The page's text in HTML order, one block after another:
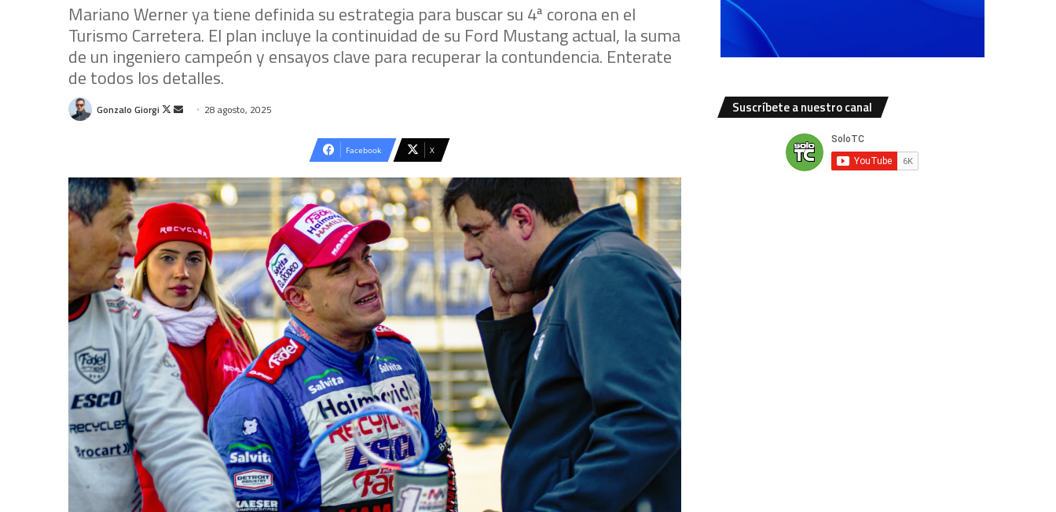
Mariano Werner ya tiene definida su estrategia para buscar su 4ª corona en el
Turismo Carretera. El plan incluye la continuidad de su Ford Mustang actual, la suma
de un ingeniero campeón y ensayos clave para recuperar la contundencia. Enterate
de todos los detalles.
Gonzalo Giorgi
Follow
Send 28 agosto, 2025
Facebook X
Suscríbete a nuestro canal